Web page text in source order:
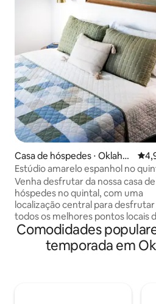
Casa de hóspedes ⋅ Oklaho
ma City
Estúdio amarelo espanhol no
Venha desfrutar da nossa casa de
hóspedes no quintal, com uma
localização central para desfrutar
todos os melhores pontos locais
Este estúdio de um quarto (250
quadrados) foi cuidadosamente
projetado para pensar em tudo o
Comodidades
temporada em